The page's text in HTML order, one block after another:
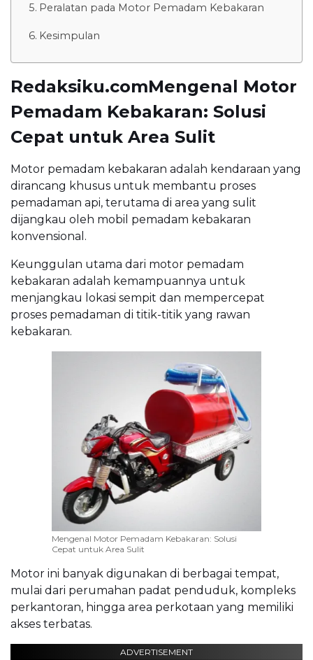
Peralatan pada Motor Pemadam Kebakaran
Kesimpulan
Redaksiku.comMengenal Motor
Pemadam Kebakaran: Solusi
Cepat untuk Area Sulit
Motor pemadam kebakaran adalah kendaraan yang
dirancang khusus untuk membantu proses
pemadaman api, terutama di area yang sulit
dijangkau oleh mobil pemadam kebakaran
konvensional.
Keunggulan utama dari motor pemadam
kebakaran adalah kemampuannya untuk
menjangkau lokasi sempit dan mempercepat
proses pemadaman di titik-titik yang rawan
kebakaran.
Mengenal Motor Pemadam Kebakaran: Solusi
Cepat untuk Area Sulit
Motor ini banyak digunakan di berbagai tempat,
mulai dari perumahan padat penduduk, kompleks
perkantoran, hingga area perkotaan yang memiliki
akses terbatas.
ADVERTISEMENT